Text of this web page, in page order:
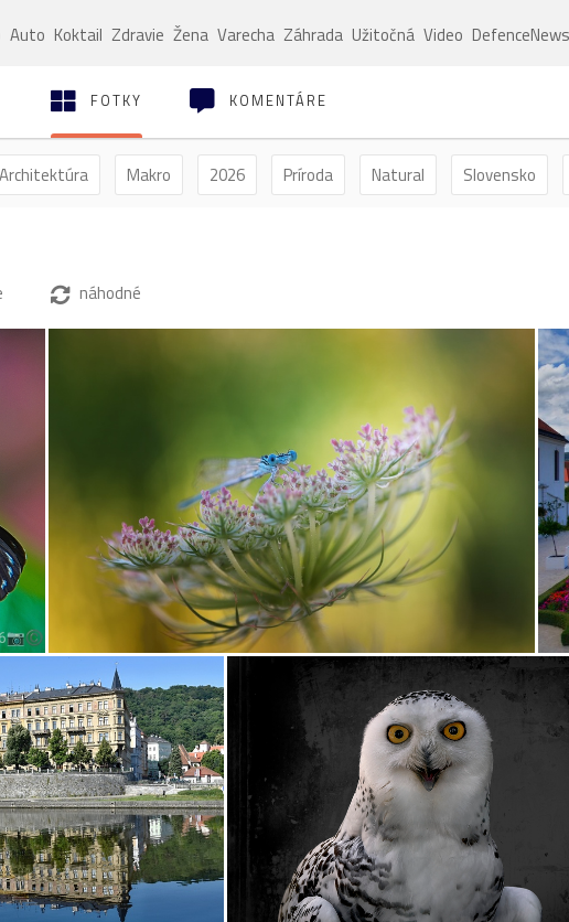
Auto Koktail Zdravie Žena Varecha Záhrada Užitočná Video DefenceNews
FOTKY KOMENTÁRE
Architektúra Makro 2026 Príroda Natural Slovensko
náhodné